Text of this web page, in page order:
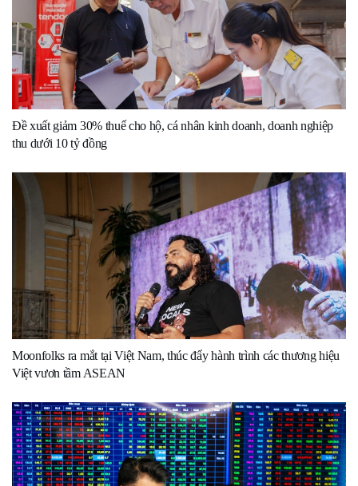
Đề xuất giảm 30% thuế cho hộ, cá nhân kinh doanh, doanh nghiệp
thu dưới 10 tỷ đồng
Moonfolks ra mắt tại Việt Nam, thúc đẩy hành trình các thương hiệu
Việt vươn tầm ASEAN